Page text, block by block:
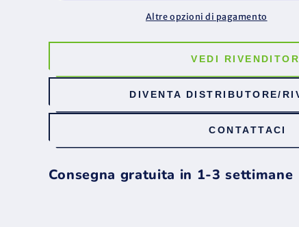
12V
12V
Altre opzioni di pagamento
VEDI
DIVENTA DISTRIBUTORE/
CONTATTACI
Consegna gratuita in 1-3 settimane